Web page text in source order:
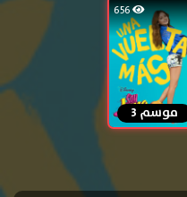
656
موسم 3